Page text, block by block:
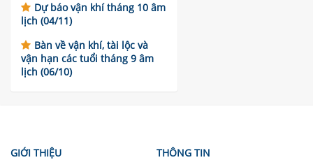
Dự báo vận khí tháng 10 âm
lịch (04/11)
Bàn về vận khí, tài lộc và
vận hạn các tuổi tháng 9 âm
lịch (06/10)
GIỚI THIỆU THÔNG TIN